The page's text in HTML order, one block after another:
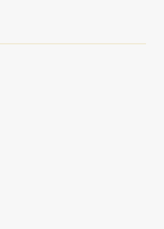
e sistema de
contato com
Camboriú.